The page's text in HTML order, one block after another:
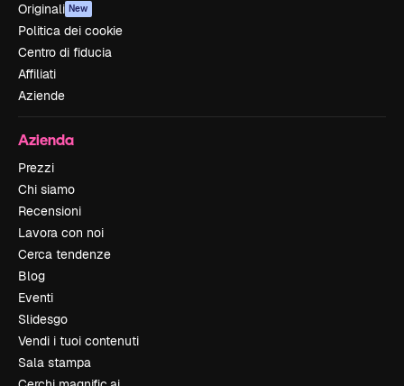
Originali New
Politica dei cookie
Centro di fiducia
Affiliati
Aziende
Azienda
Prezzi
Chi siamo
Recensioni
Lavora con noi
Cerca tendenze
Blog
Eventi
Slidesgo
Vendi i tuoi contenuti
Sala stampa